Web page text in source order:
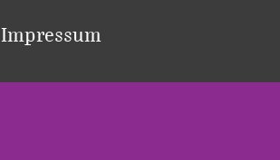
Impressum